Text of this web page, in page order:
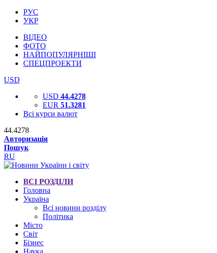
РУС
УКР
ВІДЕО
ФОТО
НАЙПОПУЛЯРНІШІ
СПЕЦПРОЕКТИ
USD
USD 44.4278
EUR 51.3281
Всі курси валют
44.4278
Авторизація
Пошук
RU
ВСІ РОЗДІЛИ
Головна
Україна
Всі новини розділу
Політика
Місто
Світ
Бізнес
Наука